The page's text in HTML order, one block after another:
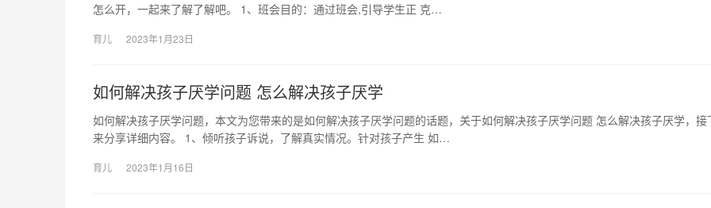
怎么开，一起来了解了解吧。 1、班会目的：通过班会,引导学生正 克…
育儿 2023年1月23日
如何解决孩子厌学问题 怎么解决孩子厌学
如何解决孩子厌学问题，本文为您带来的是如何解决孩子厌学问题的话题，关于如何解决孩子厌学问题 怎么解决孩子厌学，接
来分享详细内容。 1、倾听孩子诉说，了解真实情况。针对孩子产生 如…
育儿 2023年1月16日